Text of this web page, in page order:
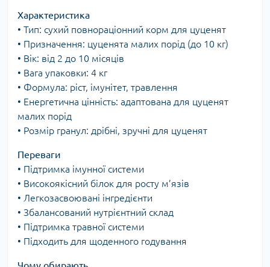
Характеристика
• Тип: сухий повнораціонний корм для цуценят
• Призначення: цуценята малих порід (до 10 кг)
• Вік: від 2 до 10 місяців
• Вага упаковки: 4 кг
• Формула: ріст, імунітет, травлення
• Енергетична цінність: адаптована для цуценят
малих порід
• Розмір гранул: дрібні, зручні для цуценят
Переваги
• Підтримка імунної системи
• Високоякісний білок для росту м’язів
• Легкозасвоювані інгредієнти
• Збалансований нутрієнтний склад
• Підтримка травної системи
• Підходить для щоденного годування